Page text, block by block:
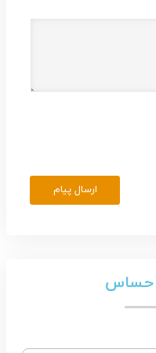
ارسال پیام